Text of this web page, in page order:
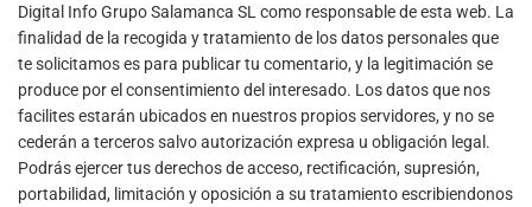
Digital Info Grupo Salamanca SL como responsable de esta web. La
finalidad de la recogida y tratamiento de los datos personales que
te solicitamos es para publicar tu comentario, y la legitimación se
produce por el consentimiento del interesado. Los datos que nos
facilites estarán ubicados en nuestros propios servidores, y no se
cederán a terceros salvo autorización expresa u obligación legal.
Podrás ejercer tus derechos de acceso, rectificación, supresión,
portabilidad, limitación y oposición a su tratamiento escribiendonos